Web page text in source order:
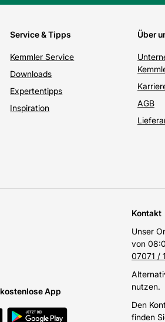
Service & Tipps
Kemmler Service
Downloads
Expertentipps
Inspiration
Über
AGB
App
Kontakt
Unser
von
07071 /
nutzen.
Den
finden